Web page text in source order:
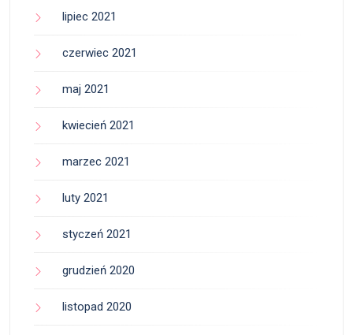
lipiec 2021
czerwiec 2021
maj 2021
kwiecień 2021
marzec 2021
luty 2021
styczeń 2021
grudzień 2020
listopad 2020